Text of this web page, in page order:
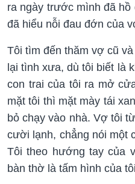
ra ngày trước mình đã hồ
đã hiểu nỗi đau đớn của
Tôi tìm đến thăm vợ cũ
lại tình xưa, dù tôi biết là
con trai của tôi ra mở
mặt tôi thì mặt mày tái
bỏ chạy vào nhà. Vợ tôi
cười lạnh, chẳng nói một
Tôi theo hướng tay của
bàn thờ là tấm hình của